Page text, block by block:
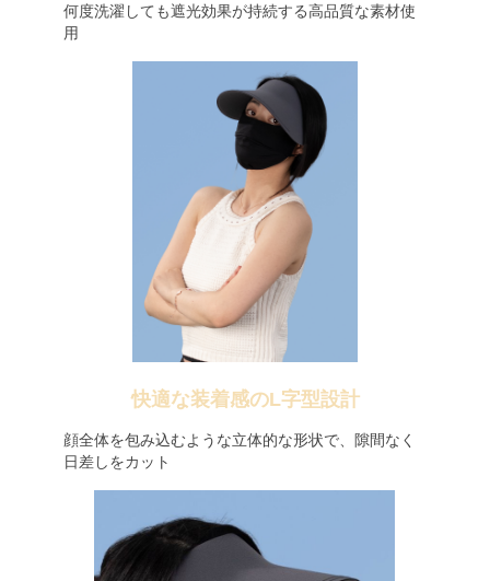
何度洗濯しても遮光効果が持続する高品質な素材使
用
快適な装着感のL字型設計
顔全体を包み込むような立体的な形状で、隙間なく
日差しをカット